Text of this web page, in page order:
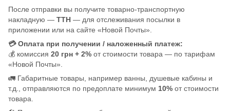
После отправки вы получите товарно-транспортную
накладную — ТТН — для отслеживания посылки в
приложении или на сайте «Новой Почты».
💳 Оплата при получении / наложенный платеж:
💰 комиссия 20 грн + 2% от стоимости товара — по тарифам
«Новой Почты».
🚛 Габаритные товары, например ванны, душевые кабины и
т.д., отправляются по предоплате минимум 10% от стоимости
товара.